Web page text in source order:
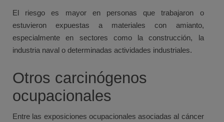
El riesgo es mayor en personas que trabajaron o
estuvieron expuestas a materiales con amianto,
especialmente en sectores como la construcción, la
industria naval o determinadas actividades industriales.
Otros carcinógenos
ocupacionales
Entre las exposiciones ocupacionales asociadas al cáncer